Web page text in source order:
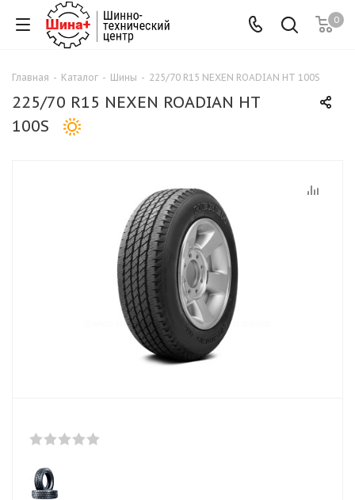
0
Главная - Каталог - Шины - 225/70 R15 NEXEN ROADIAN HT 100S
225/70 R15 NEXEN ROADIAN HT
100S